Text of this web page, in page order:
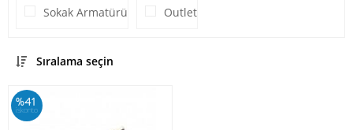
Sokak Armatürü Outlet
Sıralama seçin
%41
iskonto